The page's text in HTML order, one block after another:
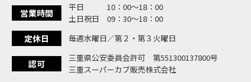
営業時間
平日 10：00〜18：00
土日祝日 09：30〜18：00
定休日 毎週水曜日／第２・第３火曜日
認可
三重県公安委員会許可 第551300137800号
三重スーパーカブ販売株式会社